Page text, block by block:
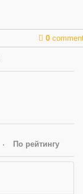
0
По рейтингу